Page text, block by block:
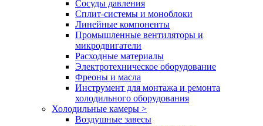
Сосуды давления
Cплит-системы и моноблоки
Линейные компоненты
Промышленные вентиляторы и
микродвигатели
Расходные материалы
Электротехническое оборудование
Фреоны и масла
Инструмент для монтажа и ремонта
холодильного оборудования
Холодильные камеры >
Воздушные завесы